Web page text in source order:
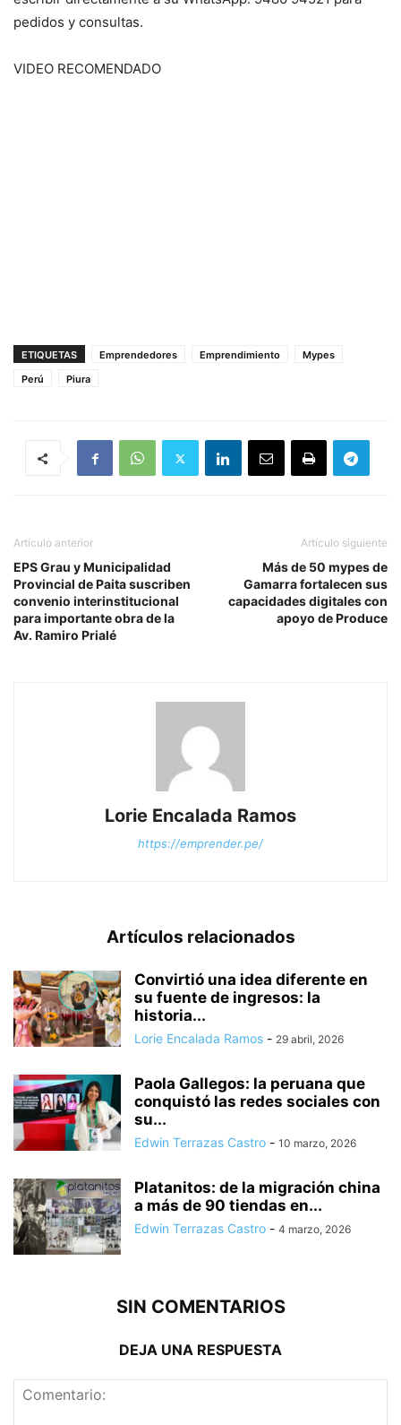
pedidos y consultas.
VIDEO RECOMENDADO
ETIQUETAS Emprendedores Emprendimiento
Mypes
Perú
Piura
Artículo anterior
EPS Grau y Municipalidad
Provincial de Paita suscriben
convenio interinstitucional
para importante obra de la
Av. Ramiro Prialé
Artículo siguiente
Más de 50 mypes de
Gamarra fortalecen sus
capacidades digitales con
apoyo de Produce
Lorie Encalada Ramos
https://emprender.pe/
Artículos relacionados
Convirtió una idea diferente en
su fuente de ingresos: la
historia...
Lorie Encalada Ramos - 29 abril, 2026
Paola Gallegos: la peruana que
conquistó las redes sociales con
su...
Edwin Terrazas Castro - 10 marzo, 2026
Platanitos: de la migración china
a más de 90 tiendas en...
Edwin Terrazas Castro - 4 marzo, 2026
SIN COMENTARIOS
DEJA UNA RESPUESTA